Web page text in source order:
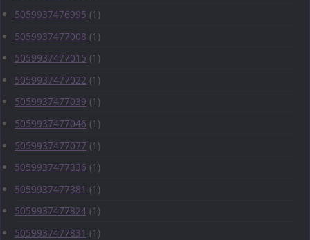
5059937476995 (1)
5059937477008 (1)
5059937477015 (1)
5059937477022 (1)
5059937477039 (1)
5059937477046 (1)
5059937477077 (1)
5059937477336 (1)
5059937477381 (1)
5059937477824 (1)
5059937477831 (1)